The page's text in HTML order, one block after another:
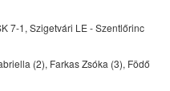
7-1, Szigetvári LE - Szentlőrinc
(2), Farkas Zsóka (3), Födő